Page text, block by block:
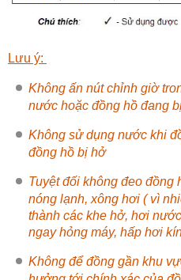
Lưu ý:
Không ấn nút chỉnh giờ
nước hoặc đồng hồ đang
Không sử dụng nước khi
đồng hồ bị hở
Tuyệt đối không đeo đồng
nóng lạnh, xông hơi ( vì
thành các khe hở, hơi
ngay hỏng máy, hấp hơi
Không để đồng gần khu